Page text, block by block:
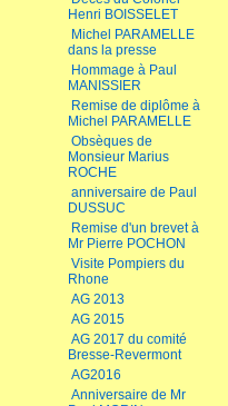
Henri BOISSELET
Michel PARAMELLE
dans la presse
Hommage à Paul
MANISSIER
Remise de diplôme à
Michel PARAMELLE
Obsèques de
Monsieur Marius
ROCHE
anniversaire de Paul
DUSSUC
Remise d'un brevet à
Mr Pierre POCHON
Visite Pompiers du
Rhone
AG 2013
AG 2015
AG 2017 du comité
Bresse-Revermont
AG2016
Anniversaire de Mr